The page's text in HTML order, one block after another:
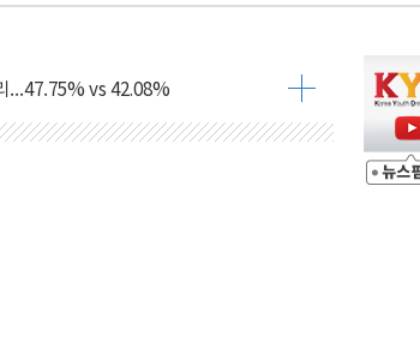
공...金 45.42% vs 鄭 44.56%
...47.75% vs 42.08%
정청래 43.27% 송영길 11.63%
정청래 39.89% 송영길 7.47%
족 현실화
해안 강한 비 이어져